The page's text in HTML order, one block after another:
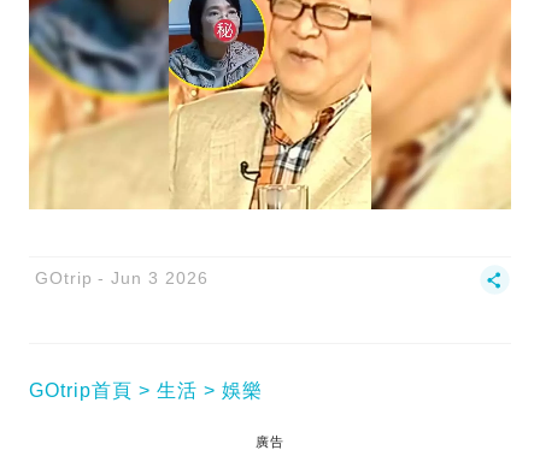
GOtrip Jun 3 2026
GOtrip首頁 生活 娛樂
廣告